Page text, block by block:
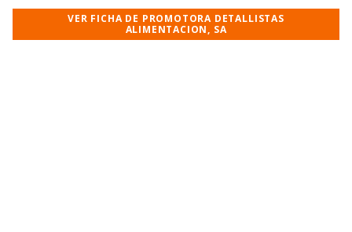
VER FICHA DE PROMOTORA DETALLISTAS
ALIMENTACION, SA